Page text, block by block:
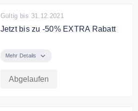
Gültig bis 31.12.2021
Jetzt bis zu -50% EXTRA Rabatt
und Rabatt sichern.
Bis 50 sparen auf Sachen im Sale
Mehr Details
Abgelaufen